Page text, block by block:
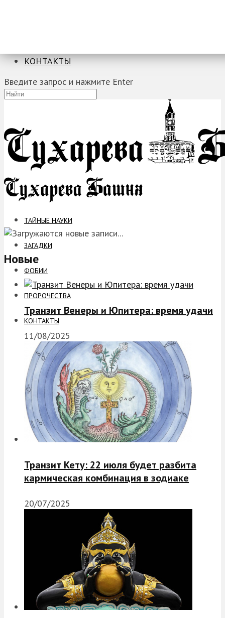
КОНТАКТЫ
Введите запрос и нажмите Enter
ТАЙНЫЕ НАУКИ
ЗАГАДКИ
ФОБИИ
ПРОРОЧЕСТВА
КОНТАКТЫ
Новые
Транзит Венеры и Юпитера: время удачи
11/08/2025
Транзит Кету: 22 июля будет разбита
кармическая комбинация в зодиаке
20/07/2025